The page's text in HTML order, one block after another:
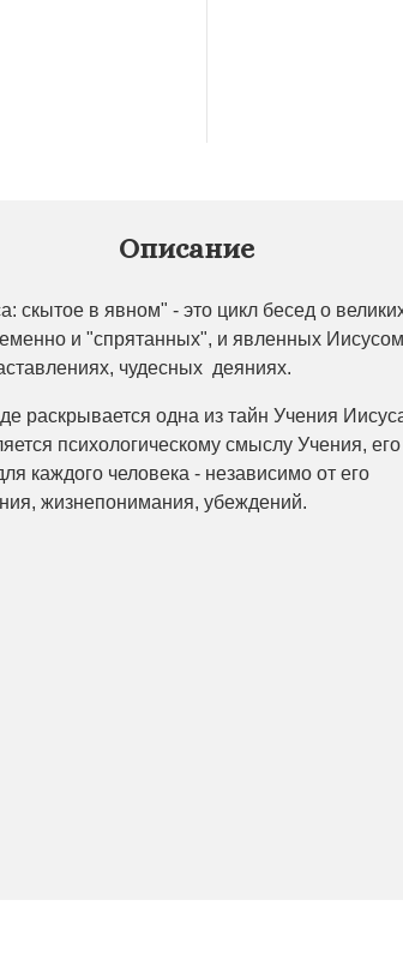
Описание
скытое в явном" - это цикл бесед о
и "спрятанных", и явленных
чудесных деяниях.
раскрывается одна из тайн Учения
психологическому смыслу Учения, его
каждого человека - независимо от его
жизнепонимания, убеждений.